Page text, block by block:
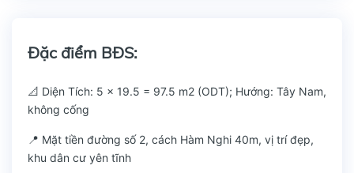
Đặc điểm BĐS:
📐 Diện Tích: 5 x 19.5 = 97.5 m2 (ODT); Hướng: Tây Nam,
không cống
📍 Mặt tiền đường số 2, cách Hàm Nghi 40m, vị trí đẹp,
khu dân cư yên tĩnh